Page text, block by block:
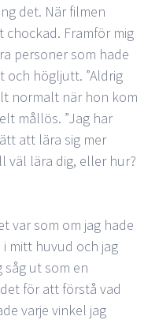
det. När filmen
chockad. Framför mig
personer som hade
och högljutt. ”Aldrig
normalt när hon kom
mållös. ”Jag har
att lära sig mer
väl lära dig, eller hur?
var som om jag hade
mitt huvud och jag
såg ut som en
för att förstå vad
varje vinkel jag